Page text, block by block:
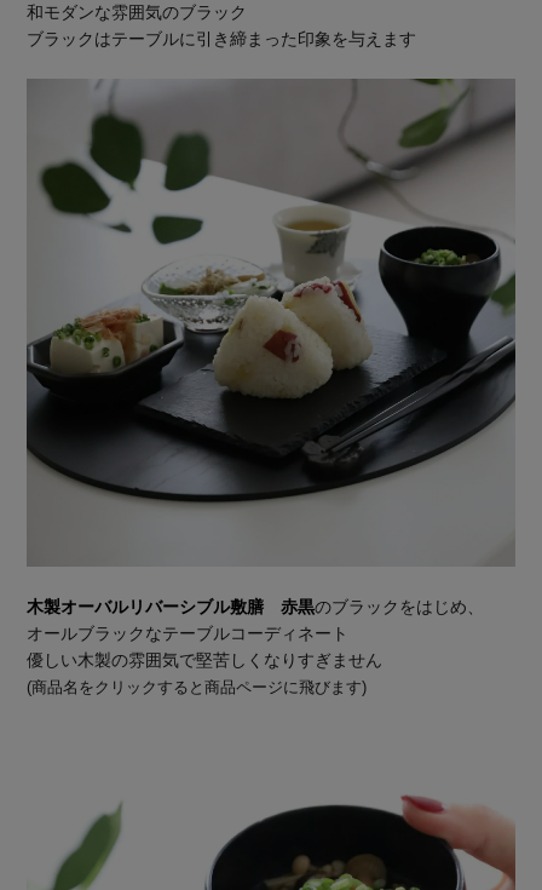
和モダンな雰囲気のブラック
ブラックはテーブルに引き締まった印象を与えます
木製オーバルリバーシブル敷膳 赤黒のブラックをはじめ、
オールブラックなテーブルコーディネート
優しい木製の雰囲気で堅苦しくなりすぎません
(商品名をクリックすると商品ページに飛びます)